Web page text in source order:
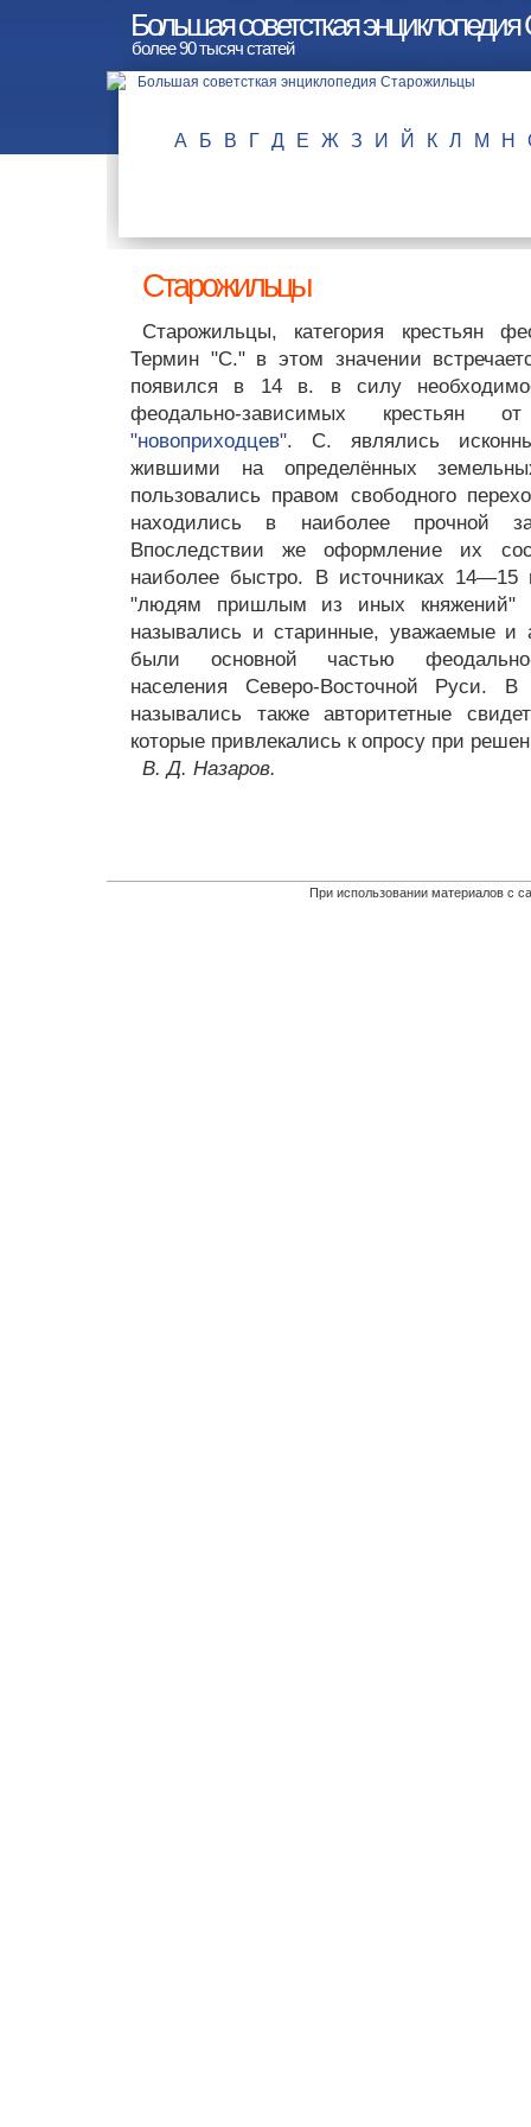
Большая советсткая
более 90 тысяч статей
А Б В Г Д Е Ж З И Й К Л М Н
Старожильцы
Старожильцы, категория крестьян
Термин "С." в этом значении
появился в 14 в. в силу
феодально-зависимых крестьян
"новоприходцев". С. являлись
жившими на определённых
пользовались правом свободного
находились в наиболее прочной
Впоследствии же оформление их
наиболее быстро. В источниках 14—15
"людям пришлым из иных княжений"
назывались и старинные, уважаемые
были основной частью феодально-
населения Северо-Восточной Руси.
назывались также авторитетные
которые привлекались к опросу при
В. Д. Назаров.
При использовании материалов с